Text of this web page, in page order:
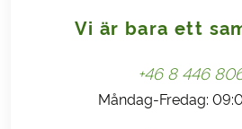
Vi är bara ett
+46 8 446
Måndag-Fredag: